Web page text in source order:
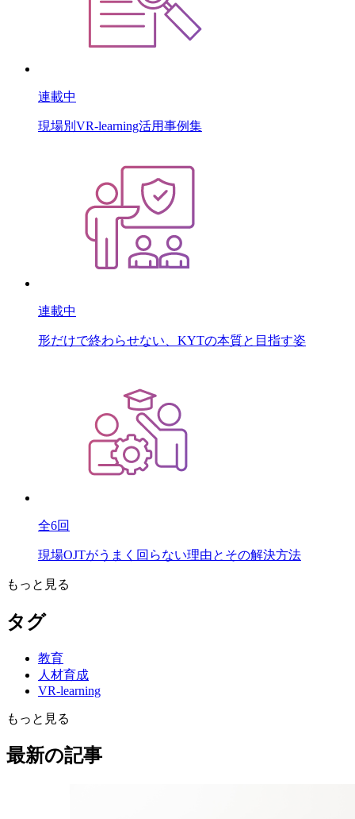
連載中
現場別VR-learning活用事例集
連載中
形だけで終わらせない、KYTの本質と目指す姿
全6回
現場OJTがうまく回らない理由とその解決方法
VRが「安全意識」を変える理由と現場導入のコツ
もっと見る
タグ
教育
人材育成
VR-learning
安全教育
もっと見る
最新の記事